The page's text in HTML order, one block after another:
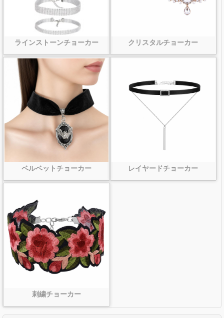
ラインストーンチョーカー クリスタルチョーカー
ベルベットチョーカー レイヤードチョーカー
刺繍チョーカー